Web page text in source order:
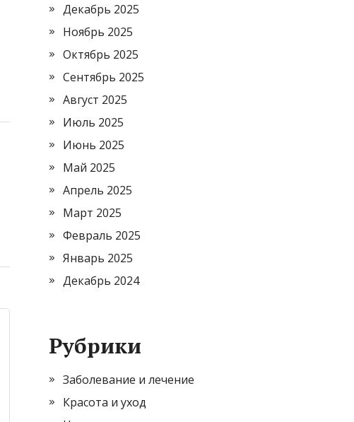
Декабрь 2025
Ноябрь 2025
Октябрь 2025
Сентябрь 2025
Август 2025
Июль 2025
Июнь 2025
Май 2025
Апрель 2025
Март 2025
Февраль 2025
Январь 2025
Декабрь 2024
Рубрики
Заболевание и лечение
Красота и уход